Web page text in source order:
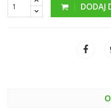
DODAJ